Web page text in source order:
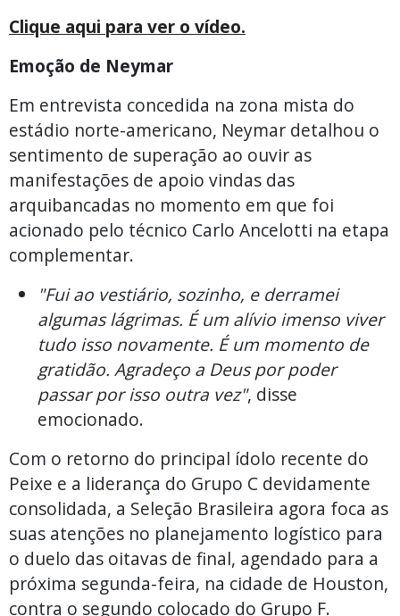
Clique aqui para ver o vídeo.
Emoção de Neymar
Em entrevista concedida na zona mista do
estádio norte-americano, Neymar detalhou o
sentimento de superação ao ouvir as
manifestações de apoio vindas das
arquibancadas no momento em que foi
acionado pelo técnico Carlo Ancelotti na etapa
complementar.
"Fui ao vestiário, sozinho, e derramei
algumas lágrimas. É um alívio imenso viver
tudo isso novamente. É um momento de
gratidão. Agradeço a Deus por poder
passar por isso outra vez", disse
emocionado.
Com o retorno do principal ídolo recente do
Peixe e a liderança do Grupo C devidamente
consolidada, a Seleção Brasileira agora foca as
suas atenções no planejamento logístico para
o duelo das oitavas de final, agendado para a
próxima segunda-feira, na cidade de Houston,
contra o segundo colocado do Grupo F.